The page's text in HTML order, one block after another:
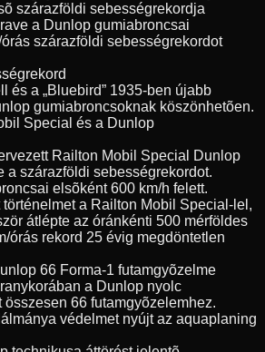
szárazföldi sebességrekordja
a Dunlop gumiabroncsai
szárazföldi sebességrekordot
és a „Bluebird” 1935-ben újabb
gumiabroncsoknak köszönhetõen.
Special és a Dunlop
Railton Mobil Special Dunlop
a szárazföldi sebességrekordot.
elsõként 600 km/h felett.
a Railton Mobil Special-lel,
átlépte az óránkénti 500 mérföldes
órás rekord 25 évig megdöntetlen
66 Forma-1 futamgyõzelme
a Dunlop nyolc
66 futamgyõzelemhez.
védelmet nyújt az aquaplaning